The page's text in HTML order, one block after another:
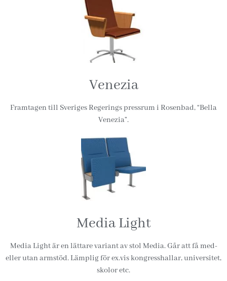
Venezia
Framtagen till Sveriges Regerings pressrum i Rosenbad, “Bella
Venezia”.
Media Light
Media Light är en lättare variant av stol Media. Går att få med-
eller utan armstöd. Lämplig för ex.vis kongresshallar, universitet,
skolor etc.